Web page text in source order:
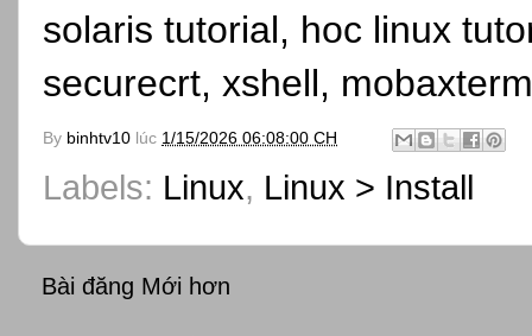
solaris tutorial, hoc linux
securecrt, xshell,
By binhtv10 lúc 1/15/2026 06:08:00 CH
Labels: Linux, Linux > Install
Bài đăng Mới hơn